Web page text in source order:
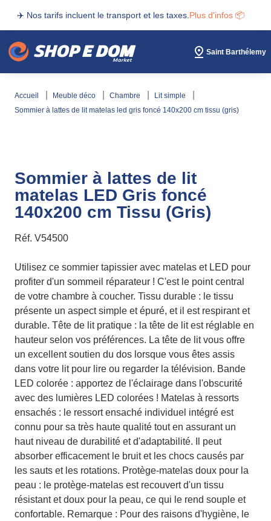
✈️ Nos tarifs incluent le transport et les taxes. Plus d'infos 📦
Saint Barthélemy
accueil meuble déco chambre
lit simple
sommier à lattes de lit matelas led gris foncé 140x200 cm tissu (gris)
Sommier à lattes de lit
matelas LED Gris foncé
140x200 cm Tissu (Gris)
Réf. V54500
Utilisez ce sommier tapissier avec matelas et LED pour
profiter d'un sommeil réparateur ! C'est le point central
de votre chambre à coucher. Tissu durable : le tissu
présente un aspect simple et épuré, et il est respirant et
durable. Tête de lit pratique : la tête de lit est réglable en
hauteur selon vos préférences. La tête de lit vous offre
un excellent soutien du dos lorsque vous êtes assis
dans votre lit pour lire ou regarder la télévision. Bande
LED colorée : apportez de l'éclairage dans l'obscurité
avec des lumières LED colorées ! Matelas à ressorts
ensachés : le ressort ensaché individuel intégré est
connu pour sa très haute qualité tout en assurant un
haut niveau de durabilité et d'adaptabilité. Il peut
absorber efficacement le bruit et les chocs causés par
les sauts et les rotations. Protège-matelas doux pour la
peau : le protège-matelas est recouvert d'un tissu
résistant et doux pour la peau, ce qui le rend souple et
confortable. Remarque : Pour des raisons d'hygiène, le